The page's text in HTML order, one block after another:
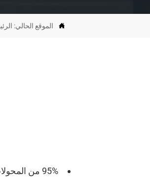
 الموقع الحالي:
95% من